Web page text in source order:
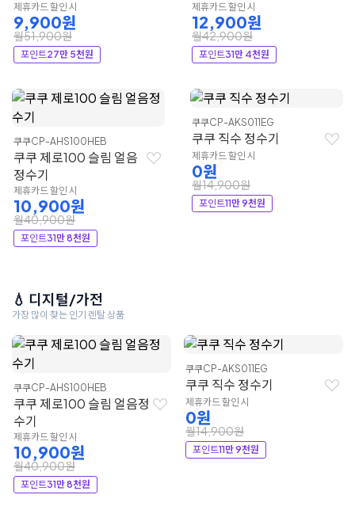
제휴카드 할인 시
9,900원
월51,900원
포인트27만 5천원
제휴카드 할인 시
12,900원
월42,900원
포인트31만 4천원
쿠쿠CP-AHS100HEB
쿠쿠 제로100 슬림 얼음
정수기
제휴카드 할인 시
10,900원
월40,900원
포인트31만 8천원
쿠쿠CP-AKS011EG
쿠쿠 직수 정수기
제휴카드 할인 시
0원
월14,900원
포인트11만 9천원
💧 디지털/가전
가장 많이 찾는 인기 렌탈 상품
쿠쿠CP-AHS100HEB
쿠쿠 제로100 슬림 얼음정
수기
제휴카드 할인 시
10,900원
월40,900원
포인트31만 8천원
쿠쿠CP-AKS011EG
쿠쿠 직수 정수기
제휴카드 할인 시
0원
월14,900원
포인트11만 9천원